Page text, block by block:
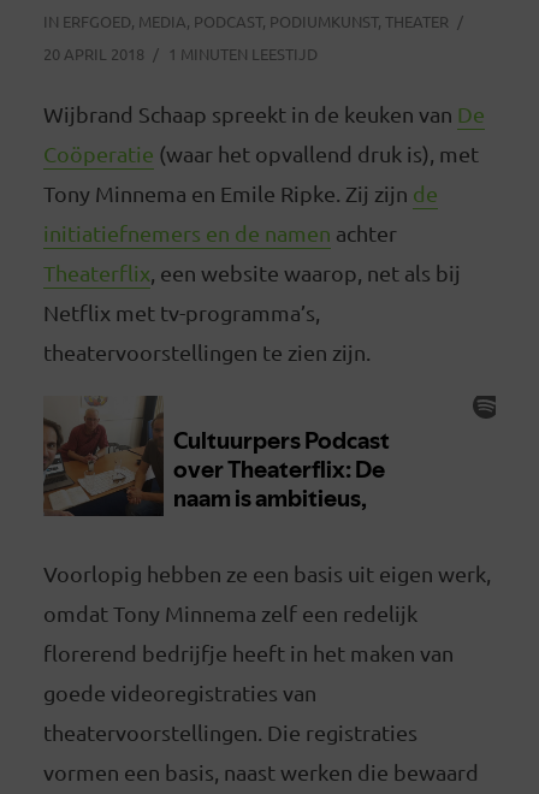
IN ERFGOED, MEDIA, PODCAST, PODIUMKUNST, THEATER
20 APRIL 2018
1 MINUTEN LEESTIJD
Wijbrand Schaap spreekt in de keuken van De
Coöperatie (waar het opvallend druk is), met
Tony Minnema en Emile Ripke. Zij zijn de
initiatiefnemers en de namen achter
Theaterflix , een website waarop, net als bij
Netflix met tv-programma’s,
theatervoorstellingen te zien zijn.
Voorlopig hebben ze een basis uit eigen werk,
omdat Tony Minnema zelf een redelijk
florerend bedrijfje heeft in het maken van
goede videoregistraties van
theatervoorstellingen. Die registraties
vormen een basis, naast werken die bewaard